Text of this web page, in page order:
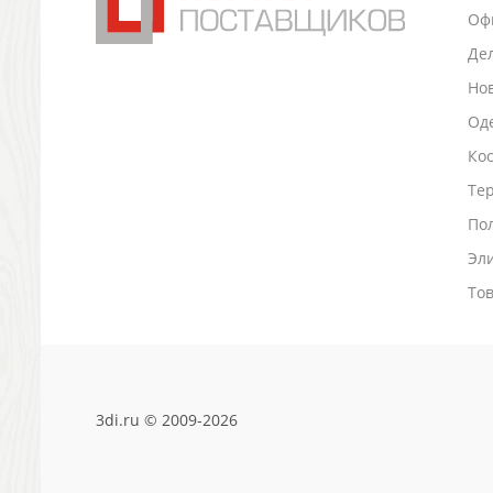
Антистрессы
Визитницы настольные
3di.ru © 2009-2026